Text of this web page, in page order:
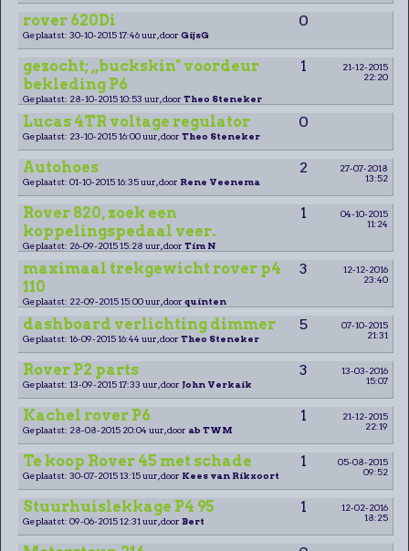
rover 620Di 0
Geplaatst: 30-10-2015 17:46 uur, door GijsG
gezocht; ,,buckskin" voordeur
bekleding P6
1
21-12-2015
22:20
Geplaatst: 28-10-2015 10:53 uur, door Theo Steneker
Lucas 4TR voltage regulator 0
Geplaatst: 23-10-2015 16:00 uur, door Theo Steneker
Autohoes 2
27-07-2018
13:52
Geplaatst: 01-10-2015 16:35 uur, door Rene Veenema
Rover 820, zoek een
koppelingspedaal veer.
1
04-10-2015
11:24
Geplaatst: 26-09-2015 15:28 uur, door Tim N
maximaal trekgewicht rover p4
110
3
12-12-2016
23:40
Geplaatst: 22-09-2015 15:00 uur, door quinten
dashboard verlichting dimmer 5
07-10-2015
21:31
Geplaatst: 16-09-2015 16:44 uur, door Theo Steneker
Rover P2 parts 3
13-03-2016
15:07
Geplaatst: 13-09-2015 17:33 uur, door John Verkaik
Kachel rover P6 1
21-12-2015
22:19
Geplaatst: 28-08-2015 20:04 uur, door ab TWM
Te koop Rover 45 met schade 1
05-08-2015
09:52
Geplaatst: 30-07-2015 13:15 uur, door Kees van Rikxoort
Stuurhuislekkage P4 95 1
12-02-2016
18:25
Geplaatst: 09-06-2015 12:31 uur, door Bert